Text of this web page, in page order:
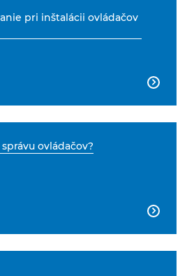
pri inštalácii ovládačov

ovládačov?
